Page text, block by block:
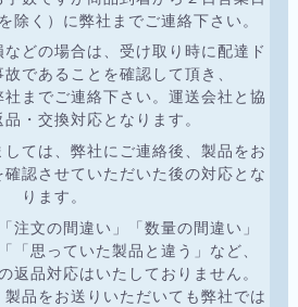
除く）に弊社までご連絡下さい。
などの場合は、受け取り時に配達ド
であることを確認して頂き、
までご連絡下さい。運送会社と協
・交換対応となります。
しては、弊社にご連絡後、製品をお
認させていただいた後の対応とな
ります。
注文の間違い」「数量の間違い」
「思っていた製品と違う」など、
品対応はいたしておりません。
品をお送りいただいても弊社では